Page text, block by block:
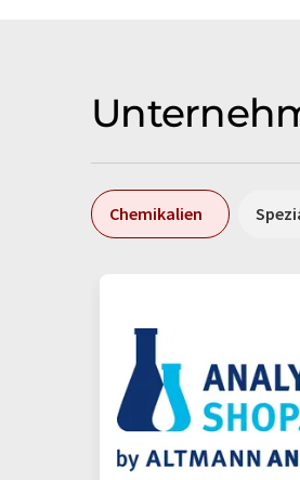
Chemikalien